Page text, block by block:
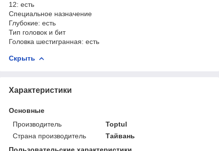
12: есть
Специальное назначение
Глубокие: есть
Тип головок и бит
Головка шестигранная: есть
Скрыть
Характеристики
Основные
Производитель
Toptul
Страна производитель
Тайвань